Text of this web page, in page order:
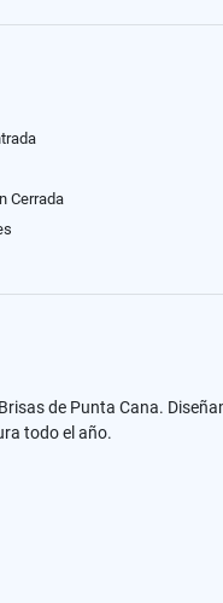
Cerrada
de Punta Cana.
todo el año.